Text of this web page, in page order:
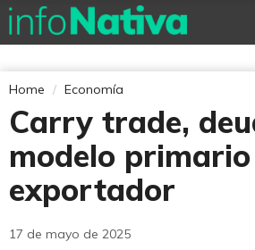
Home Economía
Carry trade,
modelo primario
exportador
17 de mayo de 2025